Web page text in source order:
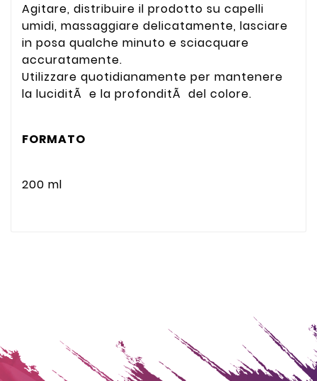
Agitare, distribuire il prodotto su capelli
umidi, massaggiare delicatamente, lasciare
in posa qualche minuto e sciacquare
accuratamente.
Utilizzare quotidianamente per mantenere
la luciditÃ e la profonditÃ del colore.
FORMATO
200 ml